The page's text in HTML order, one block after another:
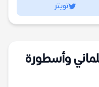
تويتر
وأسطورة